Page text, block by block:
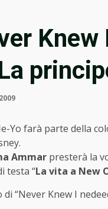
Yo farà parte della
Ammar presterà la
testa “La vita a New
“Never Knew I